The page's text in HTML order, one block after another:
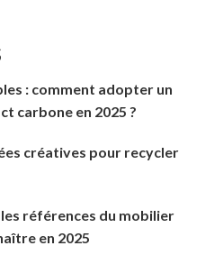
: comment adopter un
carbone en 2025 ?
créatives pour recycler
références du mobilier
en 2025